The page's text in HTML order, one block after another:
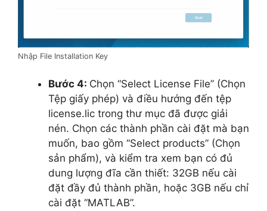
Nhập File Installation Key
Bước 4: Chọn “Select License File” (Chọn
Tệp giấy phép) và điều hướng đến tệp
license.lic trong thư mục đã được giải
nén. Chọn các thành phần cài đặt mà bạn
muốn, bao gồm “Select products” (Chọn
sản phẩm), và kiểm tra xem bạn có đủ
dung lượng đĩa cần thiết: 32GB nếu cài
đặt đầy đủ thành phần, hoặc 3GB nếu chỉ
cài đặt “MATLAB”.